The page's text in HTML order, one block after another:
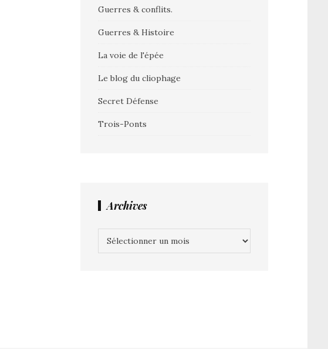
Guerres & conflits.
Guerres & Histoire
La voie de l'épée
Le blog du cliophage
Secret Défense
Trois-Ponts
Archives